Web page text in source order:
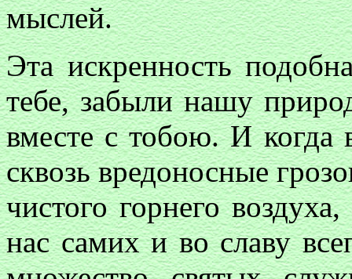
мыслей.
Эта искренность
тебе, забыли нашу
вместе с тобою. И когда
сквозь вредоносные
чистого горнего
нас самих и во славу